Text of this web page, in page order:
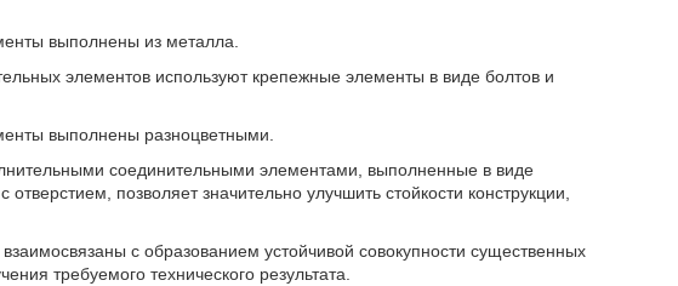
выполнены из металла.
элементов используют крепежные элементы в виде болтов и
выполнены разноцветными.
соединительными элементами, выполненные в виде
позволяет значительно улучшить стойкости конструкции,
с образованием устойчивой совокупности существенных
требуемого технического результата.